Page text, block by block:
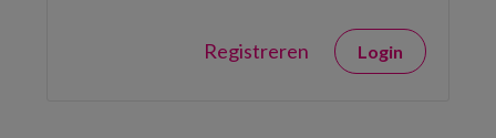
Registreren Login